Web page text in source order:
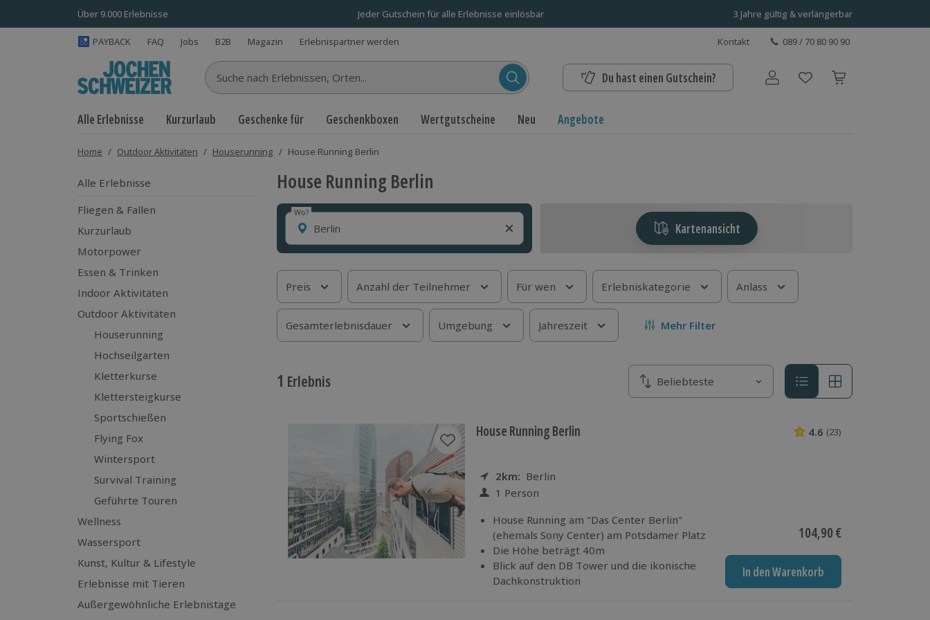
Über 9.000 Erlebnisse Jeder Gutschein für alle Erlebnisse einlösbar 3 Jahre gültig & verlängerbar
PAYBACK FAQ Jobs B2B Magazin Erlebnispartner werden Kontakt 089 / 70 80 90 90
Suche nach Erlebnissen... Du hast einen Gutschein? Benutzerkonto
Alle Erlebnisse Kurzurlaub Geschenke für Geschenkboxen Wertgutscheine Neu Angebote
Home / Outdoor Aktivitäten / Houserunning / House Running Berlin
Alle Erlebnisse
Fliegen & Fallen
Kurzurlaub
Motorpower
Essen & Trinken
Indoor Aktivitäten
Outdoor Aktivitäten
Houserunning
Hochseilgarten
Kletterkurse
Klettersteigkurse
Sportschießen
Flying Fox
Wintersport
Survival Training
Geführte Touren
Wellness
Wassersport
Kunst, Kultur & Lifestyle
Erlebnisse mit Tieren
Außergewöhnliche Erlebnistage
House Running Berlin
Wo?
Wo?
Kartenansicht
Preis Anzahl der Teilnehmer Für wen Erlebniskategorie Anlass
Gesamterlebnisdauer Umgebung Jahreszeit Mehr Filter
1 Erlebnis
Sortieren nach
Sortieren nach
Beliebteste
House Running Berlin
2km: Entfernung
Standort
Berlin
Anzahl der Teilnehmer
1 Person
House Running am "Das Center Berlin"
(ehemals Sony Center) am Potsdamer Platz
Die Höhe beträgt 40m
Blick auf den DB Tower und die ikonische
Dachkonstruktion
4.6 (23)
Aktueller Preis
104,90 €
In den Warenkorb